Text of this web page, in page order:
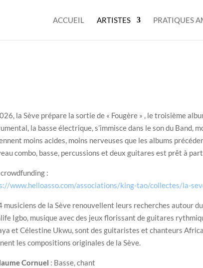
ACCUEIL ARTISTES PRATIQUES
la Sève prépare la sortie de « Fougère » , le troisième
la basse électrique, s’immisce dans le son du Band,
moins acides, moins nerveuses que les albums
combo, basse, percussions et deux guitares est prêt à
:
www.helloasso.com/associations/king-tao/collectes/la-
musiciens de la Sève renouvellent leurs recherches autour
Igbo, musique avec des jeux florissant de guitares
et Célestine Ukwu, sont des guitaristes et chanteurs
les compositions originales de la Sève.
Cornuel : Basse, chant